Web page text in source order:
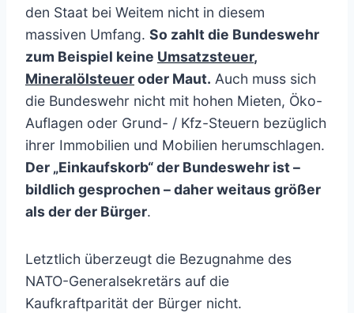
den Staat bei Weitem nicht in diesem
massiven Umfang. So zahlt die Bundeswehr
zum Beispiel keine Umsatzsteuer,
Mineralölsteueroder Maut. Auch muss sich
die Bundeswehr nicht mit hohen Mieten, Öko-
Auflagen oder Grund- / Kfz-Steuern bezüglich
ihrer Immobilien und Mobilien herumschlagen.
Der „Einkaufskorb“ der Bundeswehr ist –
bildlich gesprochen – daher weitaus größer
als der der Bürger.
Letztlich überzeugt die Bezugnahme des
NATO-Generalsekretärs auf die
Kaufkraftparität der Bürger nicht.